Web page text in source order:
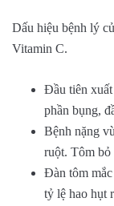
Dấu hiệu bệnh lý
Vitamin C.
Đầu tiên
phần bụng,
Bệnh nặng
ruột. Tôm bỏ
Đàn tôm
tỷ lệ hao hụt